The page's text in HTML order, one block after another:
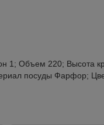
1; Объем 220; Высота
посуды Фарфор;